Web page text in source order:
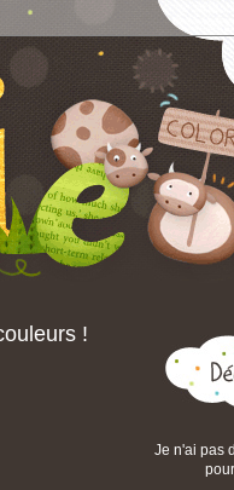
!
Je n'ai pas